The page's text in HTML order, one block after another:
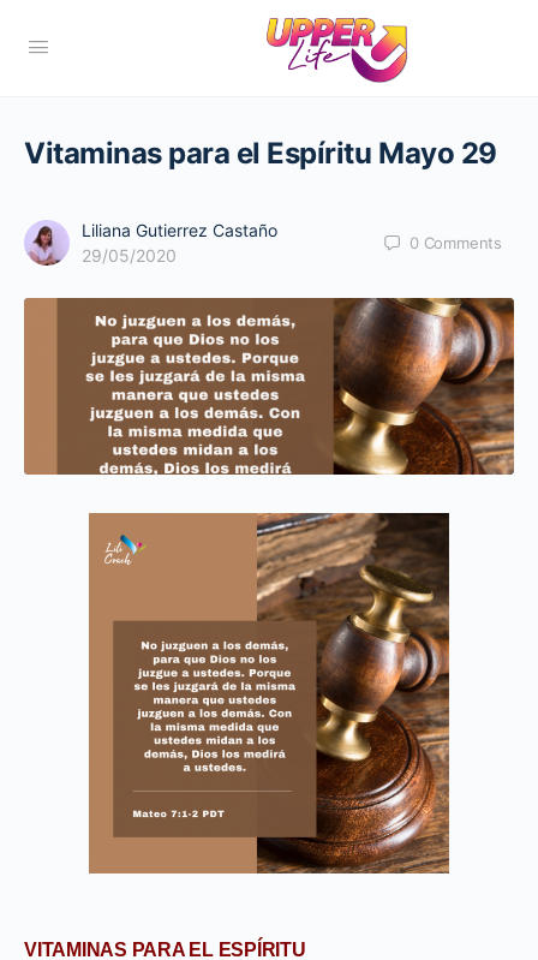
Vitaminas para el Espíritu Mayo 29
Liliana Gutierrez Castaño
29/05/2020
0 Comments
VITAMINAS PARA EL ESPÍRITU